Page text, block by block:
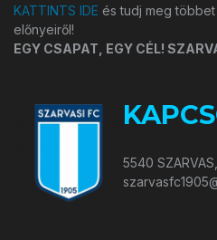
KATTINTS IDE és tudj meg
előnyeiről!
EGY CSAPAT, EGY CÉL!
5540